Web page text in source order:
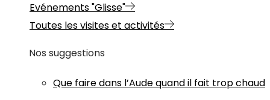
Evénements "Glisse"
Toutes les visites et activités
Nos suggestions
Que faire dans l’Aude quand il fait trop chaud